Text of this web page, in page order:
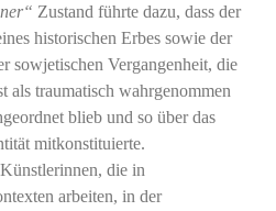
Zustand führte dazu, dass der
historischen Erbes sowie der
sowjetischen Vergangenheit, die
als traumatisch wahrgenommen
blieb und so über das
mitkonstituierte.
die in
arbeiten, in der